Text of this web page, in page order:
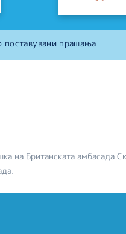
поставувани прашања
на Британската амбасада